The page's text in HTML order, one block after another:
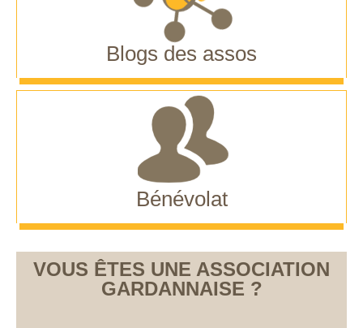
Blogs des assos
Bénévolat
VOUS ÊTES UNE ASSOCIATION
GARDANNAISE ?